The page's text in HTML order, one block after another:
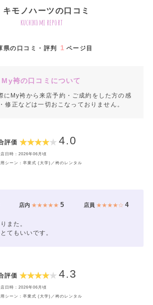
キモノハーツの口コミ
kuchikomi report
県の口コミ・評判 1 ページ目
My袴の口コミについて
にMy袴から来店予約・ご成約をした方の感
修正などは一切おこなっておりません。
評価 4.0
店日時：2026年06月頃
用シーン：卒業式 (大学)／袴のレンタル
店内★★★★★ 5 店員 ★★★★☆4
また。
てもいいです。
評価 4.3
店日時：2026年06月頃
用シーン：卒業式 (大学)／袴のレンタル